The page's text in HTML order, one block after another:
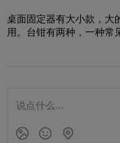
桌面固定器有大小款，大
用。 台钳有两种，一种常